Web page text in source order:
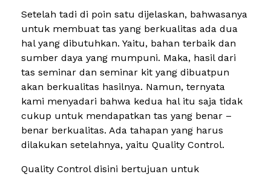
Setelah tadi di poin satu dijelaskan, bahwasanya
untuk membuat tas yang berkualitas ada dua
hal yang dibutuhkan. Yaitu, bahan terbaik dan
sumber daya yang mumpuni. Maka, hasil dari
tas seminar dan seminar kit yang dibuatpun
akan berkualitas hasilnya. Namun, ternyata
kami menyadari bahwa kedua hal itu saja tidak
cukup untuk mendapatkan tas yang benar –
benar berkualitas. Ada tahapan yang harus
dilakukan setelahnya, yaitu Quality Control.
Quality Control disini bertujuan untuk